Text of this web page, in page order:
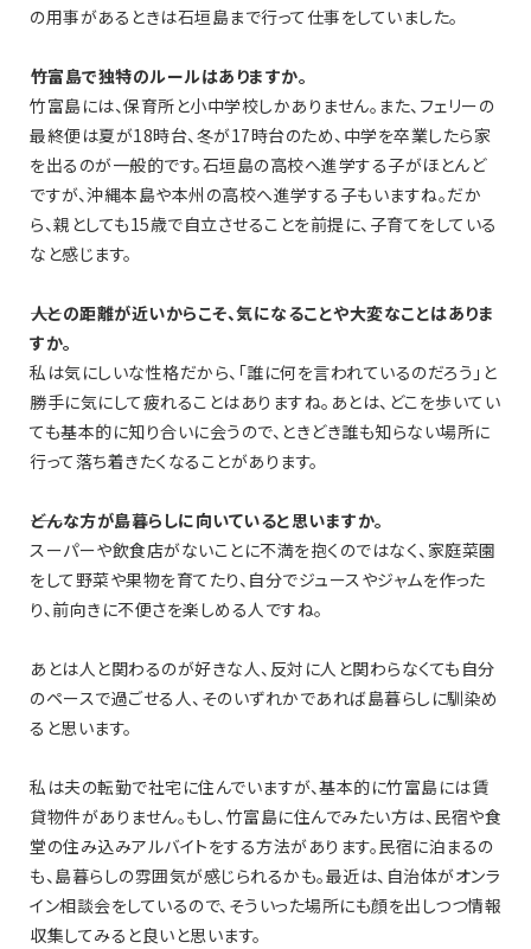
の用事があるときは石垣島まで行って仕事をしていました。
――竹富島で独特のルールはありますか。
竹富島には、保育所と小中学校しかありません。また、フェリーの
最終便は夏が18時台、冬が17時台のため、中学を卒業したら家
を出るのが一般的です。石垣島の高校へ進学する子がほとんど
ですが、沖縄本島や本州の高校へ進学する子もいますね。だか
ら、親としても15歳で自立させることを前提に、子育てをしている
なと感じます。
――人との距離が近いからこそ、気になることや大変なことはありま
すか。
私は気にしいな性格だから、「誰に何を言われているのだろう」と
勝手に気にして疲れることはありますね。あとは、どこを歩いてい
ても基本的に知り合いに会うので、ときどき誰も知らない場所に
行って落ち着きたくなることがあります。
――どんな方が島暮らしに向いていると思いますか。
スーパーや飲食店がないことに不満を抱くのではなく、家庭菜園
をして野菜や果物を育てたり、自分でジュースやジャムを作った
り、前向きに不便さを楽しめる人ですね。
あとは人と関わるのが好きな人、反対に人と関わらなくても自分
のペースで過ごせる人、そのいずれかであれば島暮らしに馴染め
ると思います。
私は夫の転勤で社宅に住んでいますが、基本的に竹富島には賃
貸物件がありません。もし、竹富島に住んでみたい方は、民宿や食
堂の住み込みアルバイトをする方法があります。民宿に泊まるの
も、島暮らしの雰囲気が感じられるかも。最近は、自治体がオンラ
イン相談会をしているので、そういった場所にも顔を出しつつ情報
収集してみると良いと思います。